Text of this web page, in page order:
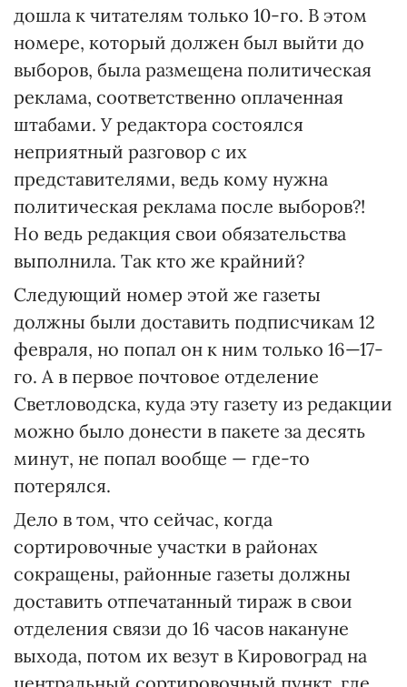
дошла к читателям только 10-го. В этом
номере, который должен был выйти до
выборов, была размещена политическая
реклама, соответственно оплаченная
штабами. У редактора состоялся
неприятный разговор с их
представителями, ведь кому нужна
политическая реклама после выборов?!
Но ведь редакция свои обязательства
выполнила. Так кто же крайний?
Следующий номер этой же газеты
должны были доставить подписчикам 12
февраля, но попал он к ним только 16—17-
го. А в первое почтовое отделение
Светловодска, куда эту газету из редакции
можно было донести в пакете за десять
минут, не попал вообще — где-то
потерялся.
Дело в том, что сейчас, когда
сортировочные участки в районах
сокращены, районные газеты должны
доставить отпечатанный тираж в свои
отделения связи до 16 часов накануне
выхода, потом их везут в Кировоград на